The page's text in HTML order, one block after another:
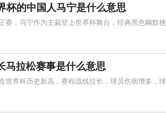
杯的中国人马宁是什么意思
，马宁作为主裁登上世界杯舞台，经典黑色幽默梗
马拉松赛事是什么意思
界杯历史新高，赛程战线拉长，球员伤病增多，球